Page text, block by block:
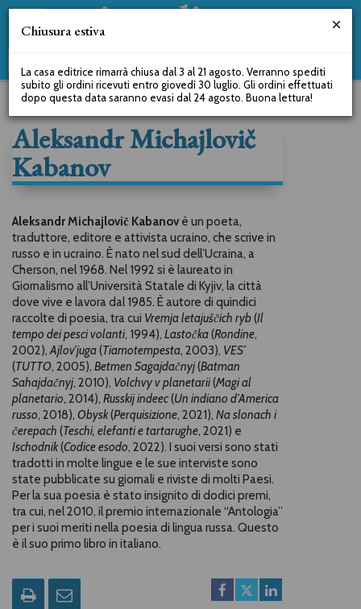
Aleksandr Michajlovič
Kabanov
Aleksandr Michajlovič Kabanovè un poeta,
traduttore, editore e attivista ucraino, che scrive in
russo e in ucraino. È nato nel sud dell’Ucraina, a
Cherson, nel 1968. Nel 1992 si è laureato in
Giornalismo all’Università Statale di Kyjiv, la città
dove vive e lavora dal 1985. È autore di quindici
raccolte di poesia, tra cui Vremja letajuščich ryb(Il
tempo dei pesci volanti, 1994), Lastočka(Rondine,
2002),Ajlov’juga(Tiamotempesta, 2003), VES’
(TUTTO, 2005), Betmen Sagajdačnyj(Batman
Sahajdačnyj, 2010), Volchvy v planetarii(Magi al
planetario, 2014), Russkij indeec(Un indiano d’America
russo, 2018), Obysk(Perquisizione, 2021), Na slonach i
čerepach (Teschi, elefanti e tartarughe, 2021) e
Ischodnik(Codice esodo, 2022). I suoi versi sono stati
tradotti in molte lingue e le sue interviste sono
state pubblicate su giornali e riviste di molti Paesi.
Per la sua poesia è stato insignito di dodici premi,
tra cui, nel 2010, il premio internazionale “Antologia”
per i suoi meriti nella poesia di lingua russa. Questo
è il suo primo libro in italiano.
Chiusura estiva
La casa editrice rimarrà chiusa dal 3 al 21 agosto. Verranno spediti
subito gli ordini ricevuti entro giovedì 30 luglio. Gli ordini effettuati
dopo questa data saranno evasi dal 24 agosto. Buona lettura!